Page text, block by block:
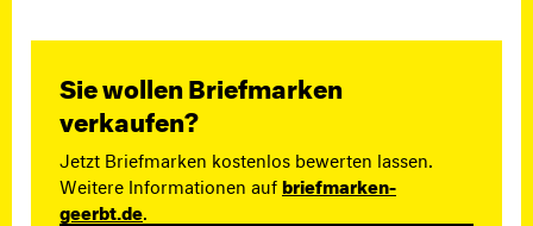
Sie wollen Briefmarken
verkaufen?
Jetzt Briefmarken kostenlos bewerten lassen.
Weitere Informationen aufbriefmarken-
geerbt.de